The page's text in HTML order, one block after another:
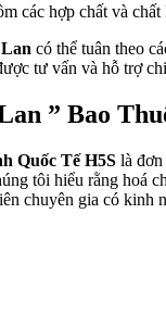
các hợp chất và
có thể tuân theo
tư vấn và hỗ trợ
” Bao
Quốc Tế H5S là
tôi hiểu rằng hoá
chuyên gia có kinh